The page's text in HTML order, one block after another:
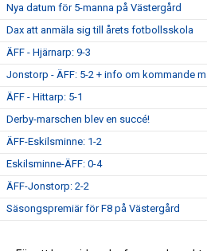
Nya datum för 5-manna på Västergård
Dax att anmäla sig till årets fotbollsskola
ÄFF - Hjärnarp: 9-3
Jonstorp - ÄFF: 5-2 + info om kommande
ÄFF - Hittarp: 5-1
Derby-marschen blev en succé!
ÄFF-Eskilsminne: 1-2
Eskilsminne-ÄFF: 0-4
ÄFF-Jonstorp: 2-2
Säsongspremiär för F8 på Västergård